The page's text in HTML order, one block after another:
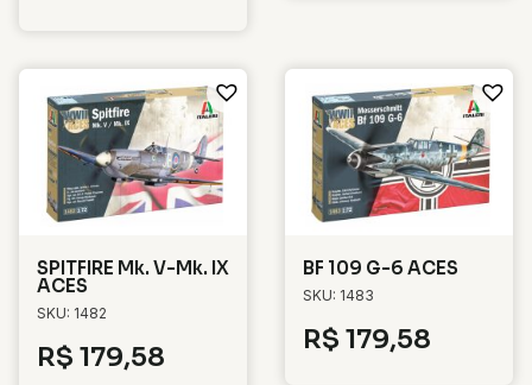
SPITFIRE Mk. V-Mk. IX
ACES
SKU: 1482
R$ 179,58
BF 109 G-6 ACES
SKU: 1483
R$ 179,58